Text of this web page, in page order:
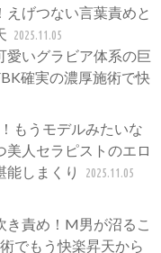
げつない言葉責めと
2025.11.05
愛いグラビア体系の巨
確実の濃厚施術で快
もうモデルみたいな
人セラピストのエロ
能しまくり
2025.11.05
き責め！M男が沼るこ
でもう快楽昇天から